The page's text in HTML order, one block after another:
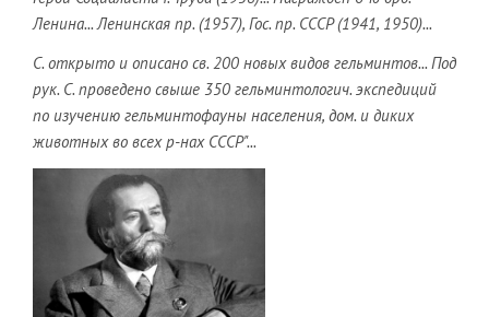
Ленина... Ленинская пр. (1957), Гос. пр. СССР (1941, 1950)...
С. открыто и описано св. 200 новых видов гельминтов... Под
рук. С. проведено свыше 350 гельминтологич. экспедиций
по изучению гельминтофауны населения, дом. и диких
животных во всех р-нах СССР"...